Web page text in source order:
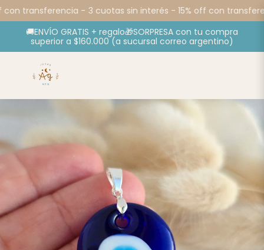
transferencia - 3 cuotas sin interés - 15% off con
🚚ENVÍO GRATIS + regalo🎁SORPRESA con tu compra
superior a $160.000 (a sucursal correo argentino)